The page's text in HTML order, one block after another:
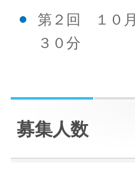
第２回 １０
３０分
募集人数